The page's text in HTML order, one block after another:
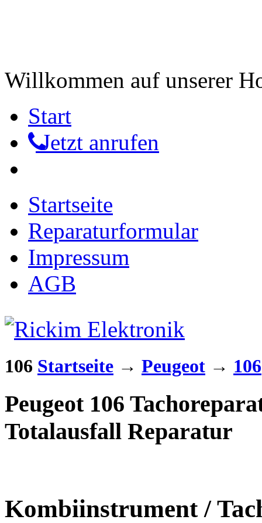
Willkommen auf unserer
Start
Jetzt anrufen
Startseite
Reparaturformular
Impressum
AGB
106 Startseite → Peugeot → 106
Peugeot 106
Totalausfall Reparatur
Kombiinstrument /